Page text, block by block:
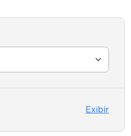
Exibir